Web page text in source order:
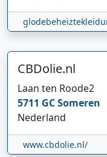
CBDolie.nl
Laan ten Roode2
5711 GCSomeren
Nederland
www.cbdolie.nl/